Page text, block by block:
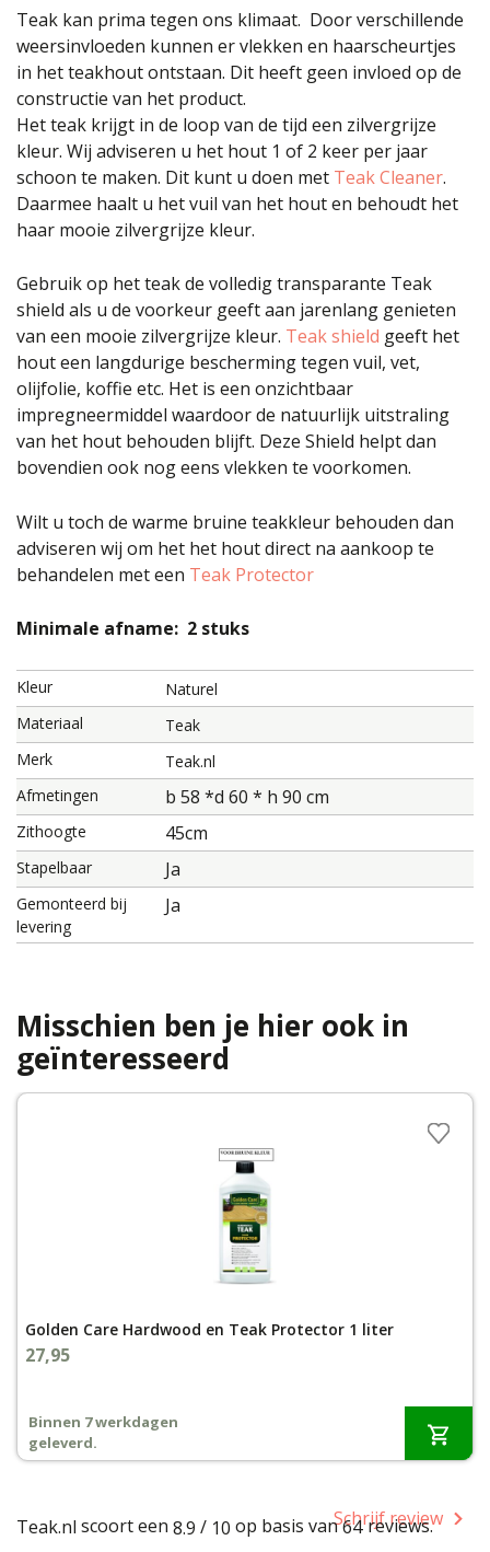
Teak kan prima tegen ons klimaat. Door verschillende
weersinvloeden kunnen er vlekken en haarscheurtjes
in het teakhout ontstaan. Dit heeft geen invloed op de
constructie van het product.
Het teak krijgt in de loop van de tijd een zilvergrijze
kleur. Wij adviseren u het hout 1 of 2 keer per jaar
schoon te maken. Dit kunt u doen met Teak Cleaner.
Daarmee haalt u het vuil van het hout en behoudt het
haar mooie zilvergrijze kleur.
Gebruik op het teak de volledig transparante Teak
shield als u de voorkeur geeft aan jarenlang genieten
van een mooie zilvergrijze kleur. Teak shield geeft het
hout een langdurige bescherming tegen vuil, vet,
olijfolie, koffie etc. Het is een onzichtbaar
impregneermiddel waardoor de natuurlijk uitstraling
van het hout behouden blijft. Deze Shield helpt dan
bovendien ook nog eens vlekken te voorkomen.
Wilt u toch de warme bruine teakkleur behouden dan
adviseren wij om het het hout direct na aankoop te
behandelen met een Teak Protector
Minimale afname: 2 stuks
Kleur
Naturel
Materiaal
Teak
Merk
Teak.nl
Afmetingen
b 58 *d 60 * h 90 cm
Zithoogte 45cm
Stapelbaar Ja
Gemonteerd bij
levering
Ja
Misschien ben je hier ook in
geïnteresseerd
Golden Care Hardwood en Teak Protector 1 liter
27,95
Binnen 7 werkdagen
geleverd.
Schrijf review
Teak.nl scoort een 8.9 / 10 op basis van64 reviews.